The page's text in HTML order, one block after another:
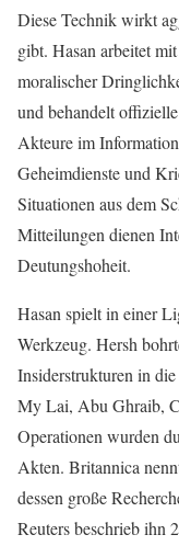
Diese Technik wirkt
gibt. Hasan arbeitet
moralischer
und behandelt
Akteure im
Geheimdienste und
Situationen aus dem
Mitteilungen dienen
Deutungshoheit.
Hasan spielt in einer
Werkzeug. Hersh
Insiderstrukturen in
My Lai, Abu Ghraib,
Operationen wurden
Akten. Britannica
dessen große
Reuters beschrieb ihn